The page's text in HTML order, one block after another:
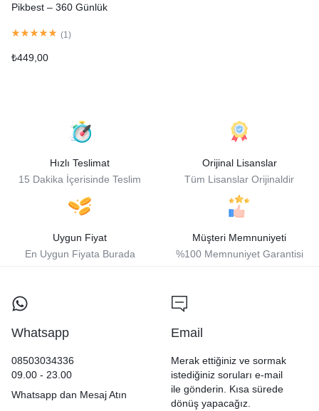
Pikbest – 360 Günlük
(1 )
₺449,00
Hızlı Teslimat
15 Dakika İçerisinde Teslim
Orijinal Lisanslar
Tüm Lisanslar Orijinaldir
Uygun Fiyat
En Uygun Fiyata Burada
Müşteri Memnuniyeti
%100 Memnuniyet Garantisi
Whatsapp
08503034336
09.00 - 23.00
Whatsapp dan Mesaj Atın
Email
Merak ettiğiniz ve sormak
istediğiniz soruları e-mail
ile gönderin. Kısa sürede
dönüş yapacağız.